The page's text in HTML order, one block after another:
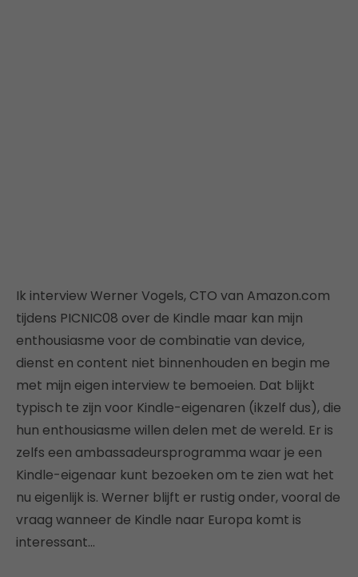
Ik interview Werner Vogels, CTO van Amazon.com
tijdens PICNIC08 over de Kindle maar kan mijn
enthousiasme voor de combinatie van device,
dienst en content niet binnenhouden en begin me
met mijn eigen interview te bemoeien. Dat blijkt
typisch te zijn voor Kindle-eigenaren (ikzelf dus), die
hun enthousiasme willen delen met de wereld. Er is
zelfs een ambassadeursprogramma waar je een
Kindle-eigenaar kunt bezoeken om te zien wat het
nu eigenlijk is. Werner blijft er rustig onder, vooral de
vraag wanneer de Kindle naar Europa komt is
interessant…